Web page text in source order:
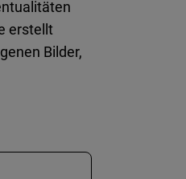
erstellt
Bilder,